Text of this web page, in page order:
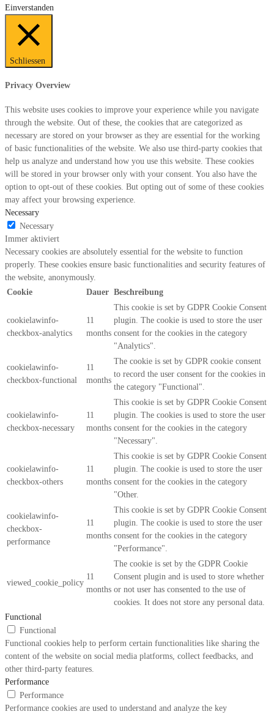
Einverstanden
Schliessen
Privacy Overview
This website uses cookies to improve your experience while you navigate
through the website. Out of these, the cookies that are categorized as
necessary are stored on your browser as they are essential for the working
of basic functionalities of the website. We also use third-party cookies that
help us analyze and understand how you use this website. These cookies
will be stored in your browser only with your consent. You also have the
option to opt-out of these cookies. But opting out of some of these cookies
may affect your browsing experience.
Necessary
Necessary
Immer aktiviert
Necessary cookies are absolutely essential for the website to function
properly. These cookies ensure basic functionalities and security features of
the website, anonymously.
Cookie
Dauer Beschreibung
cookielawinfo-
checkbox-analytics
11
months
This cookie is set by GDPR Cookie Consent
plugin. The cookie is used to store the user
consent for the cookies in the category
"Analytics".
cookielawinfo-
checkbox-functional
11
months
The cookie is set by GDPR cookie consent
to record the user consent for the cookies in
the category "Functional".
cookielawinfo-
checkbox-necessary
11
months
This cookie is set by GDPR Cookie Consent
plugin. The cookies is used to store the user
consent for the cookies in the category
"Necessary".
cookielawinfo-
checkbox-others
11
months
This cookie is set by GDPR Cookie Consent
plugin. The cookie is used to store the user
consent for the cookies in the category
"Other.
cookielawinfo-
checkbox-
performance
11
months
This cookie is set by GDPR Cookie Consent
plugin. The cookie is used to store the user
consent for the cookies in the category
"Performance".
viewed_cookie_policy
11
months
The cookie is set by the GDPR Cookie
Consent plugin and is used to store whether
or not user has consented to the use of
cookies. It does not store any personal data.
Functional
Functional
Functional cookies help to perform certain functionalities like sharing the
content of the website on social media platforms, collect feedbacks, and
other third-party features.
Performance
Performance
Performance cookies are used to understand and analyze the key